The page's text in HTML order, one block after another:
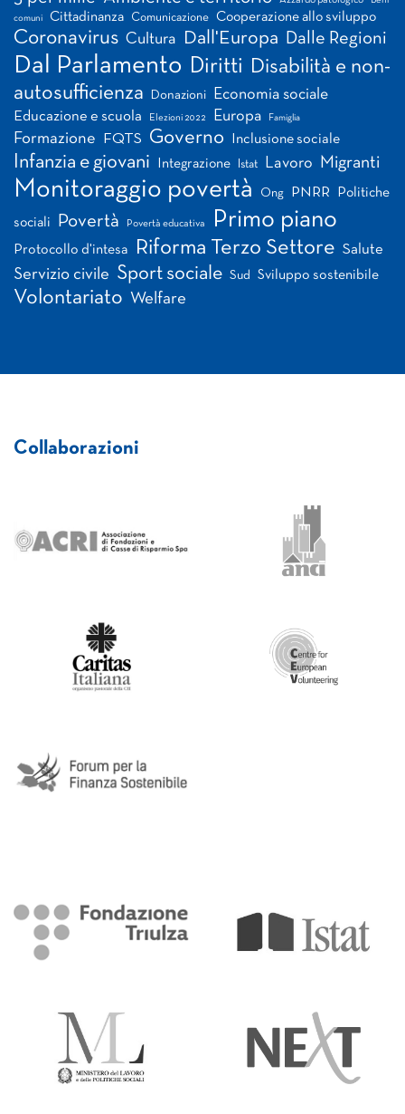
comuni Cittadinanza Comunicazione Cooperazione allo sviluppo
Coronavirus Cultura Dall'Europa Dalle Regioni
Dal Parlamento Diritti Disabilità e non-
autosufficienza
Donazioni Economia sociale
Educazione e scuola Elezioni 2022 Europa Famiglia
Formazione FQTS Governo Inclusione sociale
Infanzia e giovani Integrazione Istat Lavoro Migranti
Monitoraggio povertà Ong PNRR Politiche
sociali Povertà Povertà educativa Primo piano
Protocollo d'intesa Riforma Terzo Settore Salute
Servizio civile Sport sociale Sud Sviluppo sostenibile
Volontariato Welfare
Collaborazioni